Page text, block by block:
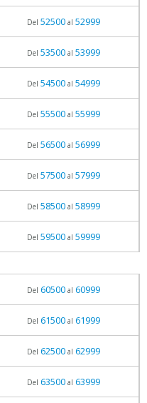
Del 52500al 52999
Del 53500al 53999
Del 54500al 54999
Del 55500al 55999
Del 56500al 56999
Del 57500al 57999
Del 58500al 58999
Del 59500al 59999
Del 60500al 60999
Del 61500al 61999
Del 62500al 62999
Del 63500al 63999